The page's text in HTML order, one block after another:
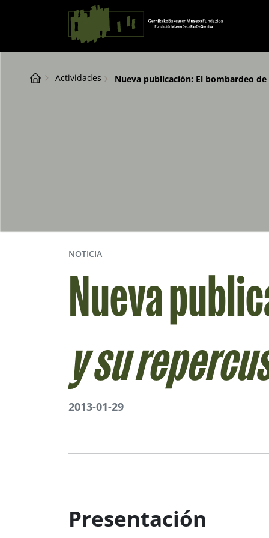
Saltar al contingut
Navegación principal
Breadcrumb
Actividades Nueva publicación: El bombardeo
NOTICIA
Nueva
y su
2013-01-29
Presentación